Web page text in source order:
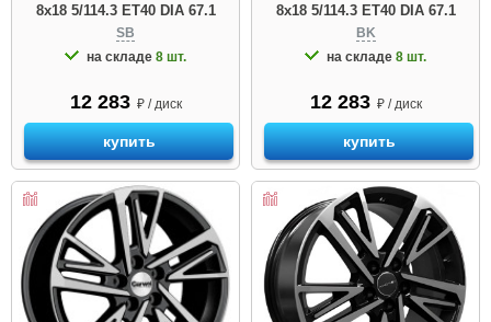
8x18 5/114.3 ET40 DIA 67.1
SB
на складе 8 шт.
12 283 ₽ / диск
купить
8x18 5/114.3 ET40 DIA 67.1
BK
на складе 8 шт.
12 283 ₽ / диск
купить